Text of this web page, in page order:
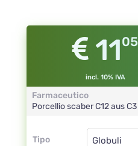
1105
incl. 10% IVA
Farmaceutico
Porcellio scaberC12 aus C3
Tipo
Tipo